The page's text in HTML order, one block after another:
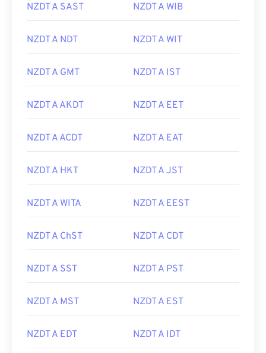
NZDT A SAST NZDT A WIB
NZDT A NDT NZDT A WIT
NZDT A GMT NZDT A IST
NZDT A AKDT NZDT A EET
NZDT A ACDT NZDT A EAT
NZDT A HKT NZDT A JST
NZDT A WITA NZDT A EEST
NZDT A ChST NZDT A CDT
NZDT A SST NZDT A PST
NZDT A MST NZDT A EST
NZDT A EDT NZDT A IDT